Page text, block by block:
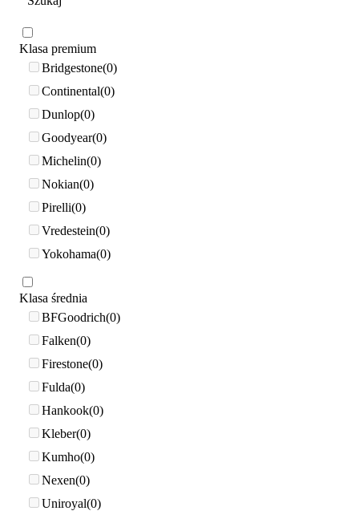
Klasa premium
Bridgestone 0
Continental 0
Dunlop 0
Goodyear 0
Michelin 0
Nokian 0
Pirelli 0
Vredestein 0
Yokohama 0
Klasa średnia
BFGoodrich 0
Falken 0
Firestone 0
Fulda 0
Hankook 0
Kleber 0
Kumho 0
Nexen 0
Uniroyal 0